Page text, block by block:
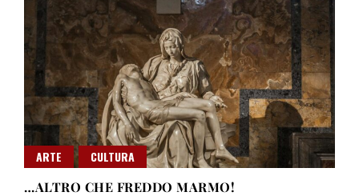
ARTE
CULTURA
…ALTRO CHE FREDDO MARMO!